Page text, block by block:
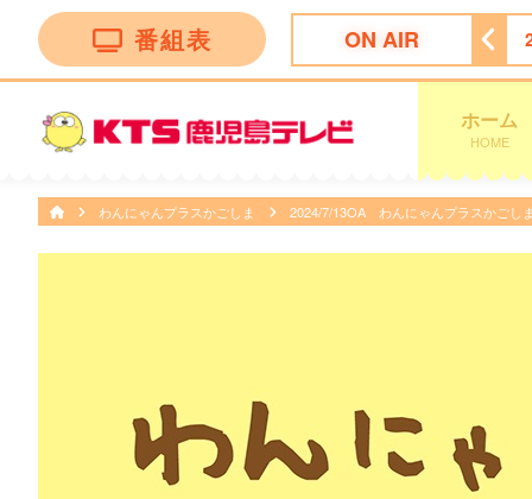
番組表 ON AIR
ドラ＞ミッドナイト屋台 Ｓｅａｓｏｎ２〜ル・モンドゥ〜
ホーム
HOME
わんにゃんプラスかごしま 2024/7/13OA わんにゃんプラスかごし